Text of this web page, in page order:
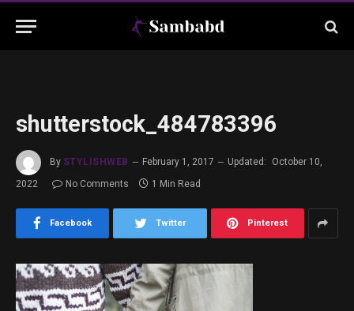
shutterstock_484783396
By STYLISHWEB February 1, 2017 Updated:
October 10,
2022
No Comments 1 Min Read
Facebook Twitter Pinterest